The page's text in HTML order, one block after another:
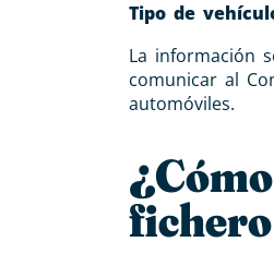
Tipo de
La información
comunicar al
automóviles.